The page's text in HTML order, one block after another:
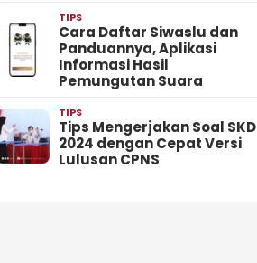
TIPS
Cara Daftar Siwaslu dan
Panduannya, Aplikasi
Informasi Hasil
Pemungutan Suara
TIPS
Tips Mengerjakan Soal SKD
2024 dengan Cepat Versi
Lulusan CPNS